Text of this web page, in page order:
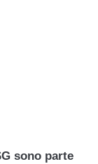
sono parte